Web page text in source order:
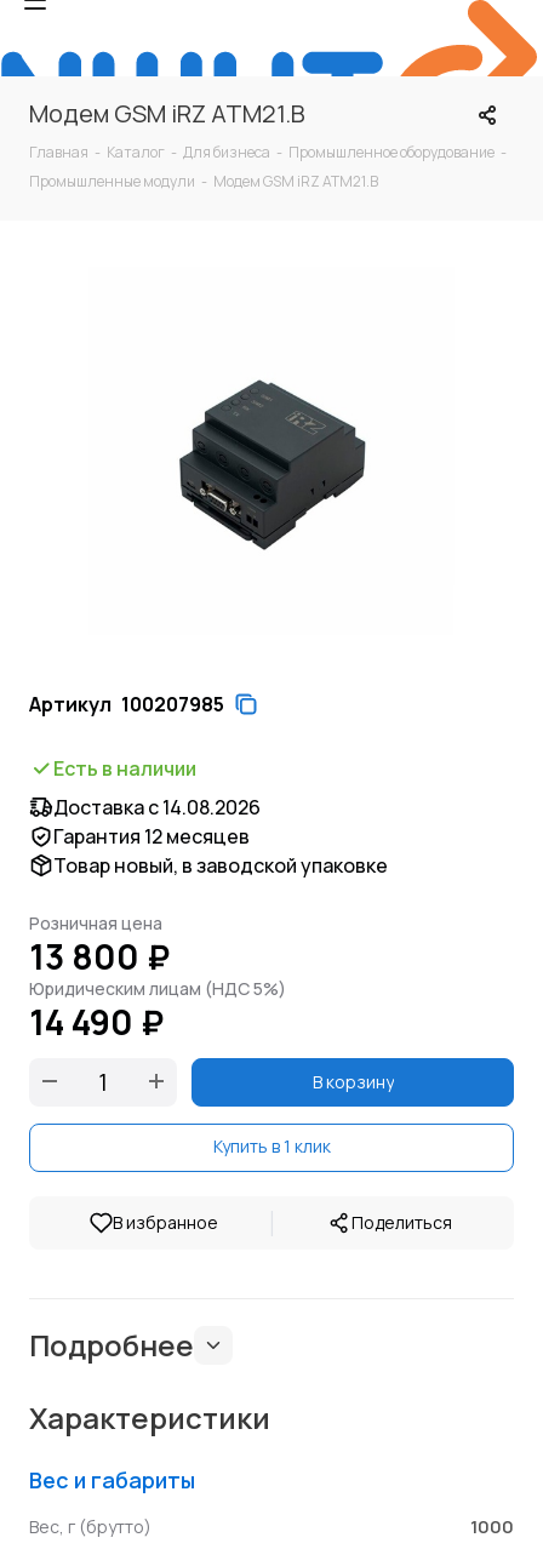
Модем GSM iRZ ATM21.B
Главная - Каталог - Для бизнеса - Промышленное оборудование -
Промышленные модули - Модем GSM iRZ ATM21.B
Артикул 100207985
Есть в наличии
Доставка с 14.08.2026
Гарантия 12 месяцев
Товар новый, в заводской упаковке
Розничная цена
13 800 ₽
Юридическим лицам (НДС 5%)
14 490 ₽
В корзину
Купить в 1 клик
В избранное | Поделиться
Подробнее
Характеристики
Вес и габариты
Вес, г (брутто) 1000